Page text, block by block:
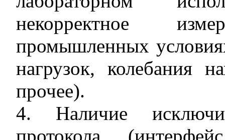
некорректное
промышленных
нагрузок, колебания
прочее).
4. Наличие
протокола